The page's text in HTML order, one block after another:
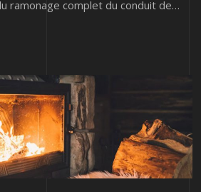
ramonage complet du conduit de…